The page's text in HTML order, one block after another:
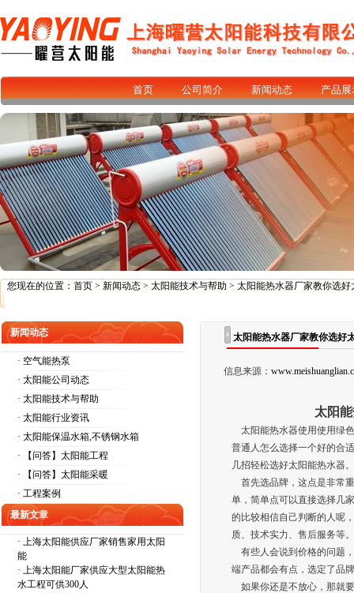
首页 公司简介 新闻动态 产品展
您现在的位置： 首页 > 新闻动态 > 太阳能技术与帮助 > 太阳能热水器厂家教你选好
新闻动态
· 空气能热泵
· 太阳能公司动态
· 太阳能技术与帮助
· 太阳能行业资讯
· 太阳能保温水箱,不锈钢水箱
· 【问答】太阳能工程
· 【问答】太阳能采暖
· 工程案例
最新文章
· 上海太阳能供应厂家销售家用太阳
能
· 上海太阳能厂家供应大型太阳能热
水工程可供300人
太阳能热水器厂家教你选好
信息来源：
太阳
太阳能热水器使用使用绿
普通人怎么选择一个好的合
几招轻松选好太阳能热水器
首先选品牌，这点是非常
单，简单点可以直接选择几
的比较相信自己判断的人呢
质、技术实力、售后服务等
有些人会说到价格的问题
端产品都会有点，选定了品
如果你还是不放心，那就